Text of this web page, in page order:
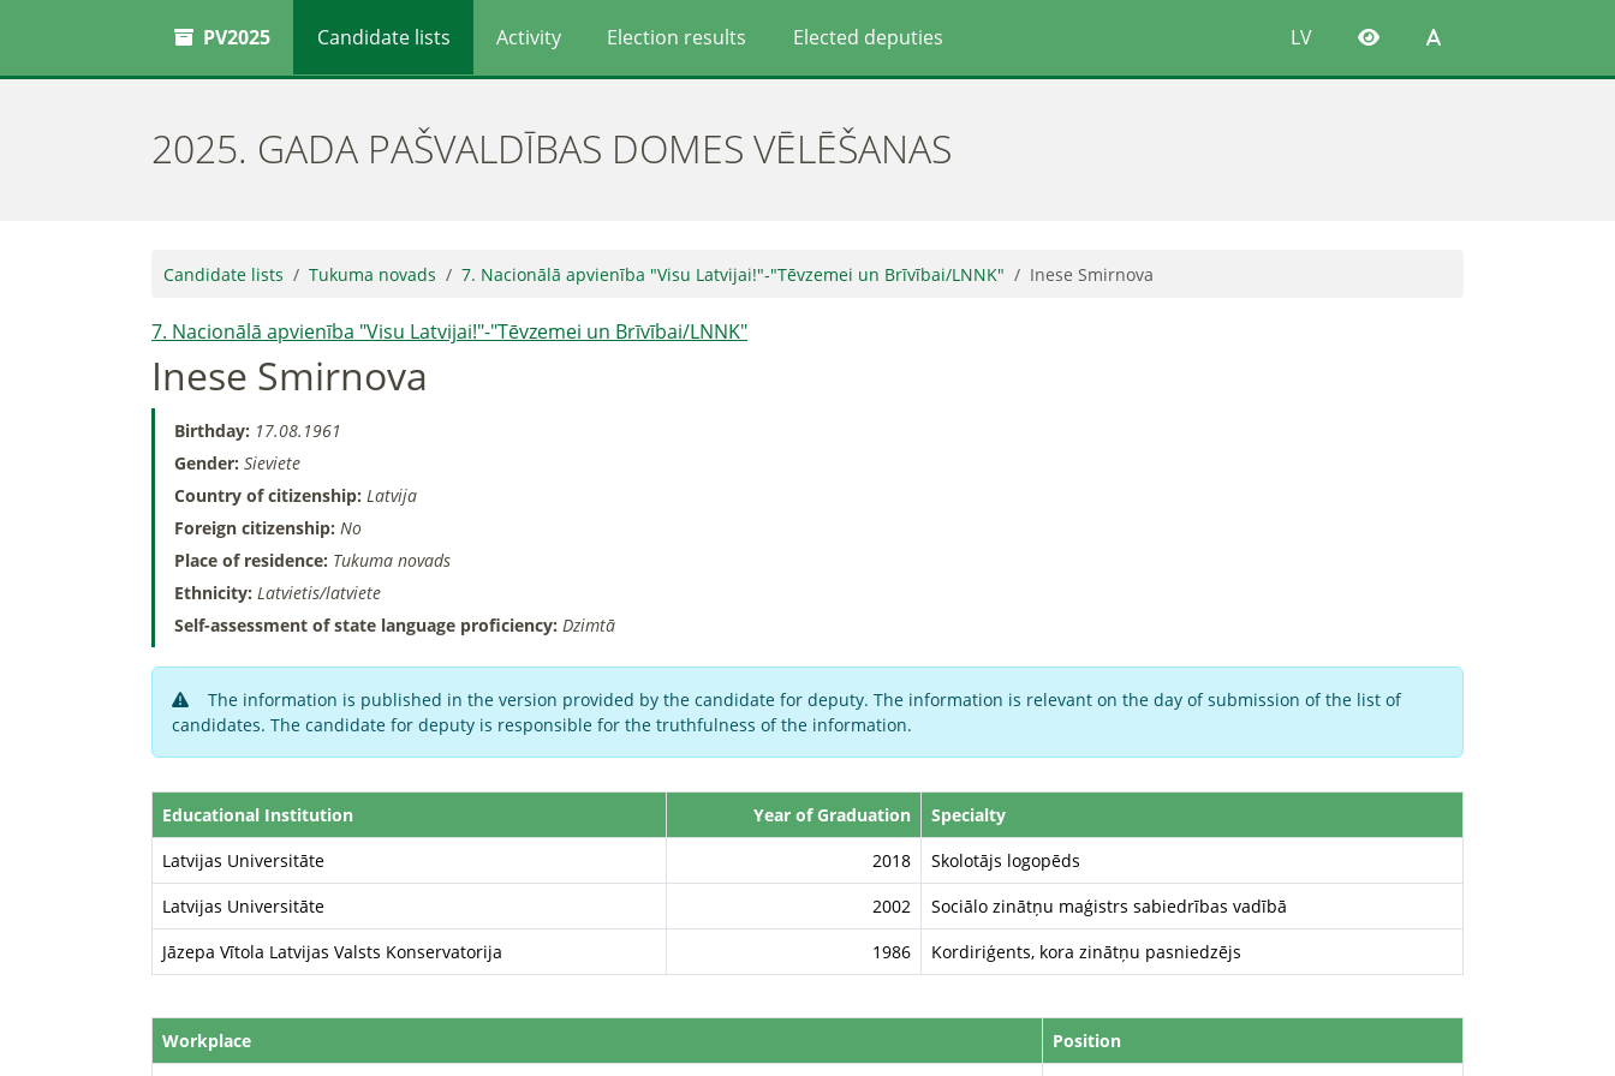
PV2025 Candidate lists Activity Election results Elected deputies LV
2025. GADA PAŠVALDĪBAS DOMES VĒLĒŠANAS
Candidate lists Tukuma novads 7. Nacionālā apvienība "Visu Latvijai!"-"Tēvzemei un Brīvībai/LNNK" Inese Smirnova
7. Nacionālā apvienība "Visu Latvijai!"-"Tēvzemei un Brīvībai/LNNK"
Inese Smirnova
Birthday: 17.08.1961
Gender: Sieviete
Country of citizenship: Latvija
Foreign citizenship: No
Place of residence: Tukuma novads
Ethnicity: Latvietis/latviete
Self-assessment of state language proficiency: Dzimtā
The information is published in the version provided by the candidate for deputy. The information is relevant on the day of submission of the list of
candidates. The candidate for deputy is responsible for the truthfulness of the information.
Educational Institution Year of Graduation
Specialty
Latvijas Universitāte
2018
Skolotājs logopēds
Latvijas Universitāte
2002
Sociālo zinātņu maģistrs sabiedrības vadībā
Jāzepa Vītola Latvijas Valsts Konservatorija
1986 Kordiriģents, kora zinātņu pasniedzējs
Workplace
Position